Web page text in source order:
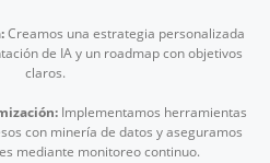
Creamos una estrategia personalizada
de IA y un roadmap con objetivos
claros.
Implementamos herramientas
con minería de datos y aseguramos
mediante monitoreo continuo.